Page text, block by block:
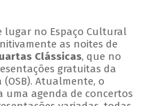
lugar no Espaço Cultural
as noites de
Clássicas, que no
gratuitas da
Atualmente, o
uma agenda de concertos